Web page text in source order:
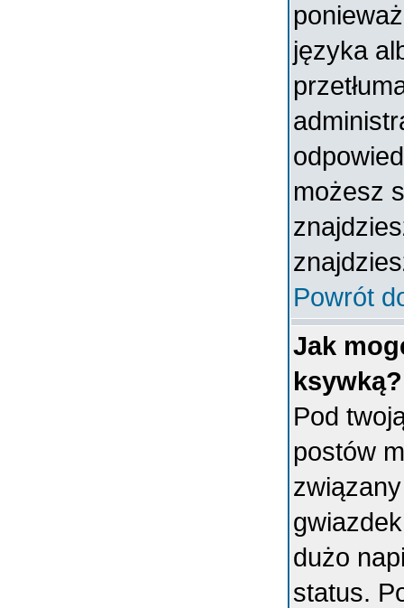
języka
możesz
Powrót
Jak
ksywką?
Pod
postów
dużo
status.